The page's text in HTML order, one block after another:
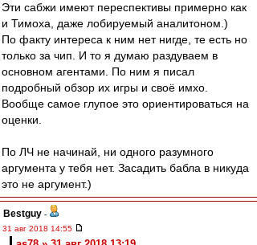
Эти сабжи имеют переспективы примерно как
и Тимоха, даже лобируемый аналитоном.)
По факту интереса к ним нет нигде, те есть но
только за чип. И то я думаю раздуваем в
основном агентами. По ним я писал
подробный обзор их игры и своё имхо.
Вообще самое глупое это ориентироваться на
оценки.
По ЛЧ не начинай, ни одного разумного
аргумента у тебя нет. Засадить бабла в никуда
это не аргумент.)
Bestguy -
31 авг 2018 14:55